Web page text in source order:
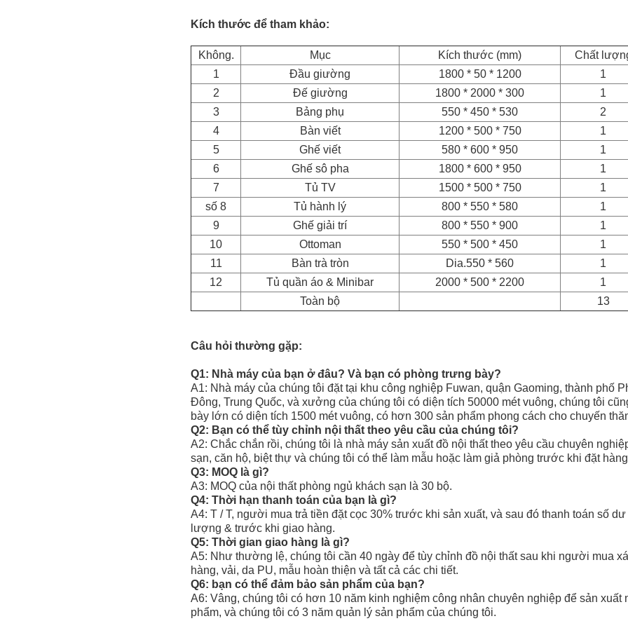
Kích thước để tham khảo:
Không. Mục Kích thước (mm)
Chất
1
Đầu giường 1800 * 50 * 1200
1
2
Đế giường 1800 * 2000 * 300
1
3
Bảng phụ 550 * 450 * 530
2
4
Bàn viết 1200 * 500 * 750
1
5
Ghế viết 580 * 600 * 950
1
6
Ghế sô pha 1800 * 600 * 950
1
7
Tủ TV 1500 * 500 * 750
1
số 8
Tủ hành lý 800 * 550 * 580
1
9
Ghế giải trí 800 * 550 * 900
1
10
Ottoman 550 * 500 * 450
1
11
Bàn trà tròn Dia.550 * 560
1
12
Tủ quần áo & Minibar 2000 * 500 * 2200
1
Toàn bộ
13
Câu hỏi thường gặp:
Q1: Nhà máy của bạn ở đâu? Và bạn có phòng trưng bày?
A1: Nhà máy của chúng tôi đặt tại khu công nghiệp Fuwan, quận Gaoming, thành phố
Đông, Trung Quốc, và xưởng của chúng tôi có diện tích 50000 mét vuông, chúng tôi
bày lớn có diện tích 1500 mét vuông, có hơn 300 sản phẩm phong cách cho chuyến
Q2: Bạn có thể tùy chỉnh nội thất theo yêu cầu của chúng tôi?
A2: Chắc chắn rồi, chúng tôi là nhà máy sản xuất đồ nội thất theo yêu cầu chuyên
sạn, căn hộ, biệt thự và chúng tôi có thể làm mẫu hoặc làm giả phòng trước khi đặt
Q3: MOQ là gì?
A3: MOQ của nội thất phòng ngủ khách sạn là 30 bộ.
Q4: Thời hạn thanh toán của bạn là gì?
A4: T / T, người mua trả tiền đặt cọc 30% trước khi sản xuất, và sau đó thanh toán số
lượng & trước khi giao hàng.
Q5: Thời gian giao hàng là gì?
A5: Như thường lệ, chúng tôi cần 40 ngày để tùy chỉnh đồ nội thất sau khi người mua
hàng, vải, da PU, mẫu hoàn thiện và tất cả các chi tiết.
Q6: bạn có thể đảm bảo sản phẩm của bạn?
A6: Vâng, chúng tôi có hơn 10 năm kinh nghiệm công nhân chuyên nghiệp để sản xuất
phẩm, và chúng tôi có 3 năm quản lý sản phẩm của chúng tôi.